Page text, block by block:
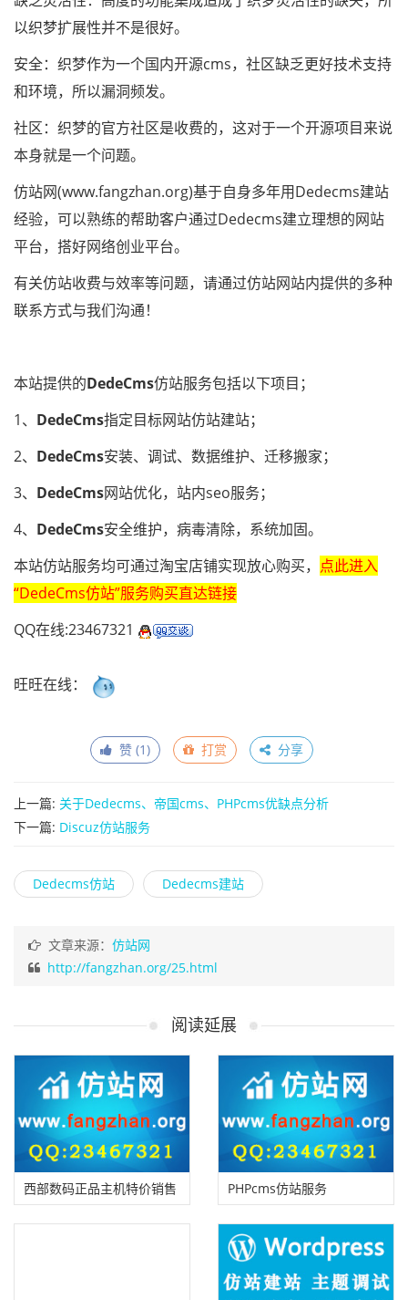
以织梦扩展性并不是很好。
安全：织梦作为一个国内开源cms，社区缺乏更好技术支持
和环境，所以漏洞频发。
社区：织梦的官方社区是收费的，这对于一个开源项目来说
本身就是一个问题。
仿站网(www.fangzhan.org)基于自身多年用Dedecms建站
经验，可以熟练的帮助客户通过Dedecms建立理想的网站
平台，搭好网络创业平台。
有关仿站收费与效率等问题，请通过仿站网站内提供的多种
联系方式与我们沟通！
本站提供的DedeCms仿站服务包括以下项目；
1、 DedeCms指定目标网站仿站建站；
2、 DedeCms安装、调试、数据维护、迁移搬家；
3、 DedeCms网站优化，站内seo服务；
4、 DedeCms安全维护，病毒清除，系统加固。
本站仿站服务均可通过淘宝店铺实现放心购买， 点此进入
“DedeCms仿站”服务购买直达链接
QQ在线:23467321
旺旺在线：
赞 (1) 打赏 分享
上一篇: 关于Dedecms、帝国cms、PHPcms优缺点分析
下一篇: Discuz仿站服务
Dedecms仿站 Dedecms建站
文章来源： 仿站网
http://fangzhan.org/25.html
阅读延展
西部数码正品主机特价销售 PHPcms仿站服务